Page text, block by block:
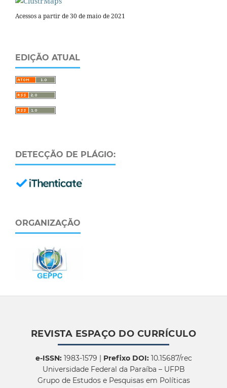
Acessos a partir de 30 de maio de 2021
EDIÇÃO ATUAL
DETECÇÃO DE PLÁGIO:
ORGANIZAÇÃO
REVISTA ESPAÇO DO CURRÍCULO
e-ISSN:1983-1579 | Prefixo DOI:10.15687/rec
Universidade Federal da Paraíba – UFPB
Grupo de Estudos e Pesquisas em Políticas